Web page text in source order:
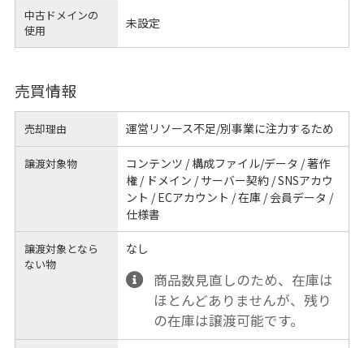
中古ドメインの
使用
未設定
売買情報
売却理由 運営リソース不足/別事業に注力するため
譲渡対象物
コンテンツ / 構成ファイル/データ / 著作
権 / ドメイン / サーバー契約 / SNSアカウ
ント / ECアカウント / 在庫 / 会員データ /
仕様書
譲渡対象となら
ない物
なし
商品数見直しのため、在庫は
ほとんどありませんが、残り
の在庫は譲渡可能です。